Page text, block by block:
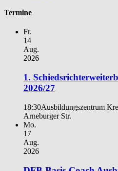
Termine
Fr.
14
Aug.
2026
1.
2026/27
18:30Ausbildungszentrum
Arneburger Str.
Mo.
17
Aug.
2026